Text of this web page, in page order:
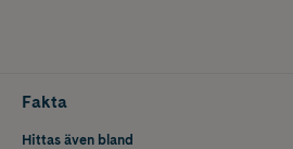
Fakta
Hittas även bland